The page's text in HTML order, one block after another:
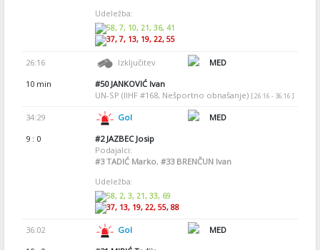
Udeležba:
58, 7, 10, 21, 36, 41
37, 7, 13, 19, 22, 55
26:16 Izključitev
MED
10 min
#50JANKOVIĆ Ivan
UN-SP (IIHF #168, Nešportno obnašanje) [ 26:16 - 36:16 ]
34:29 Gol
MED
9 : 0
#2JAZBEC Josip
Podajalci:
#3TADIĆ Marko, #33BRENČUN Ivan
Udeležba:
58, 2, 3, 21, 33, 69
37, 13, 19, 22, 55, 88
36:02 Gol
MED